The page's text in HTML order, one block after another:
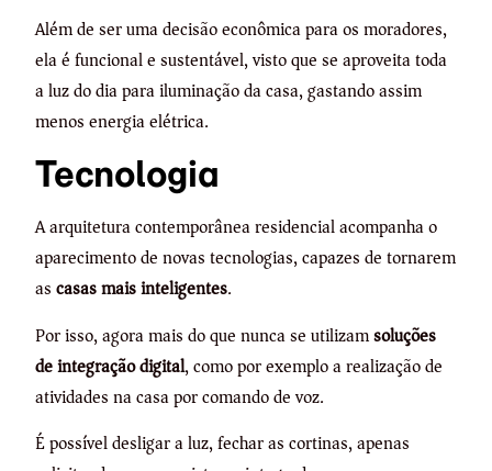
Além de ser uma decisão econômica para os moradores,
ela é funcional e sustentável, visto que se aproveita toda
a luz do dia para iluminação da casa, gastando assim
menos energia elétrica.
Tecnologia
A arquitetura contemporânea residencial acompanha o
aparecimento de novas tecnologias, capazes de tornarem
ascasas mais inteligentes.
Por isso, agora mais do que nunca se utilizamsoluções
de integração digital, como por exemplo a realização de
atividades na casa por comando de voz.
É possível desligar a luz, fechar as cortinas, apenas